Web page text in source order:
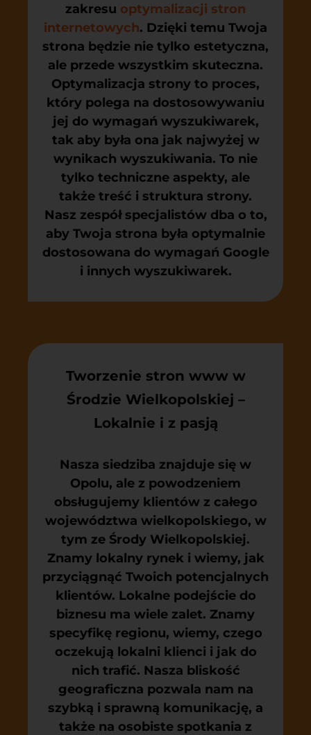
zakresu optymalizacji stron
internetowych. Dzięki temu Twoja
strona będzie nie tylko estetyczna,
ale przede wszystkim skuteczna.
Optymalizacja strony to proces,
który polega na dostosowywaniu
jej do wymagań wyszukiwarek,
tak aby była ona jak najwyżej w
wynikach wyszukiwania. To nie
tylko techniczne aspekty, ale
także treść i struktura strony.
Nasz zespół specjalistów dba o to,
aby Twoja strona była optymalnie
dostosowana do wymagań Google
i innych wyszukiwarek.
Tworzenie stron www w
Środzie Wielkopolskiej –
Lokalnie i z pasją
Nasza siedziba znajduje się w
Opolu, ale z powodzeniem
obsługujemy klientów z całego
województwa wielkopolskiego, w
tym ze Środy Wielkopolskiej.
Znamy lokalny rynek i wiemy, jak
przyciągnąć Twoich potencjalnych
klientów. Lokalne podejście do
biznesu ma wiele zalet. Znamy
specyfikę regionu, wiemy, czego
oczekują lokalni klienci i jak do
nich trafić. Nasza bliskość
geograficzna pozwala nam na
szybką i sprawną komunikację, a
także na osobiste spotkania z